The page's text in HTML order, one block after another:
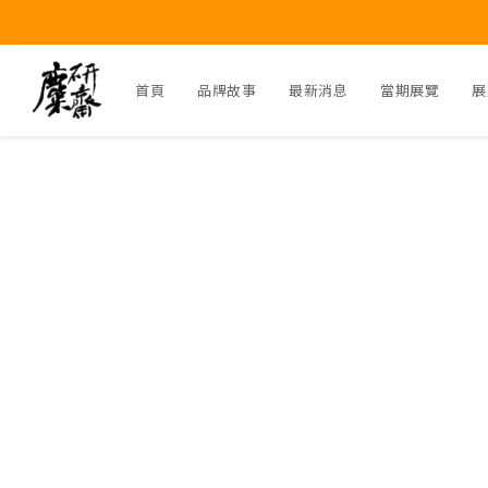
首頁 品牌故事 最新消息 當期展覽